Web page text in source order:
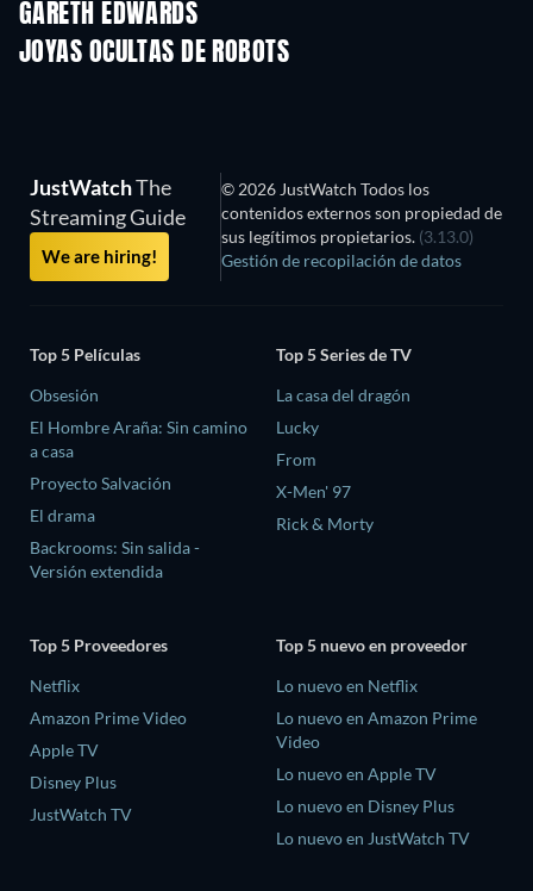
GARETH EDWARDS
JOYAS OCULTAS DE ROBOTS
JustWatchThe
Streaming Guide
We are hiring!
© 2026 JustWatch Todos los
contenidos externos son propiedad de
sus legítimos propietarios. (3.13.0)
Gestión de recopilación de datos
Top 5 Películas
Obsesión
El Hombre Araña: Sin camino
a casa
Proyecto Salvación
El drama
Backrooms: Sin salida -
Versión extendida
Top 5 Series de TV
La casa del dragón
Lucky
From
X-Men' 97
Rick & Morty
Top 5 Proveedores
Netflix
Amazon Prime Video
Apple TV
Disney Plus
JustWatch TV
Top 5 nuevo en proveedor
Lo nuevo en Netflix
Lo nuevo en Amazon Prime
Video
Lo nuevo en Apple TV
Lo nuevo en Disney Plus
Lo nuevo en JustWatch TV